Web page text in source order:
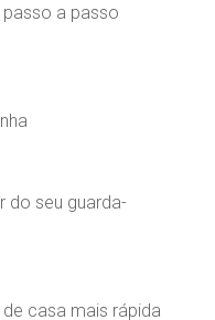
a passo
do seu guarda-
casa mais rápida